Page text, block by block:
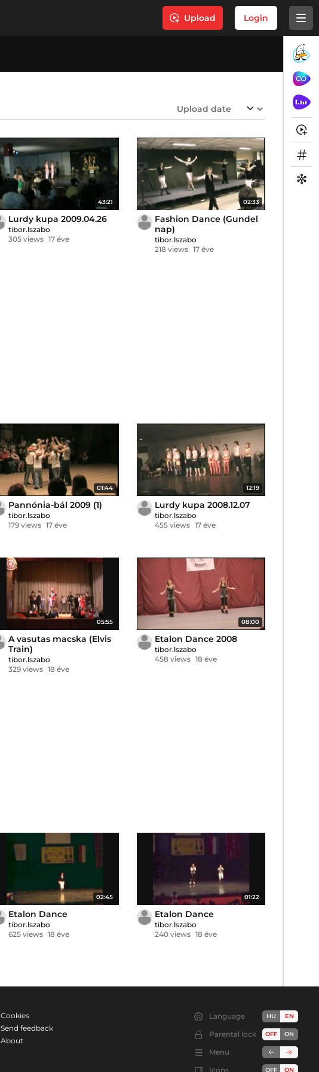
Upload Login
43:21
Lurdy kupa 2009.04.26
tibor.lszabo
305 views 17 éve
02:33
Fashion Dance (Gundel
nap)
tibor.lszabo
218 views 17 éve
01:44
Pannónia-bál 2009 (1)
tibor.lszabo
179 views 17 éve
12:19
Lurdy kupa 2008.12.07
tibor.lszabo
455 views 17 éve
05:55
A vasutas macska (Elvis
Train)
tibor.lszabo
329 views 18 éve
08:00
Etalon Dance 2008
tibor.lszabo
458 views 18 éve
02:45
Etalon Dance
tibor.lszabo
625 views 18 éve
01:22
Etalon Dance
tibor.lszabo
240 views 18 éve
Cookies
Send feedback
About
Language
Parental lock
Menu
Icons
HU EN
OFF ON
OFF ON